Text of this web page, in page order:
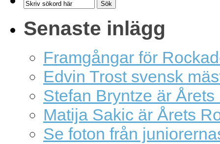
Senaste inlägg
Framgångar för
Edvin Trost svensk
Stefan Bryntze är
Matija Sakic är Årets
Se foton från